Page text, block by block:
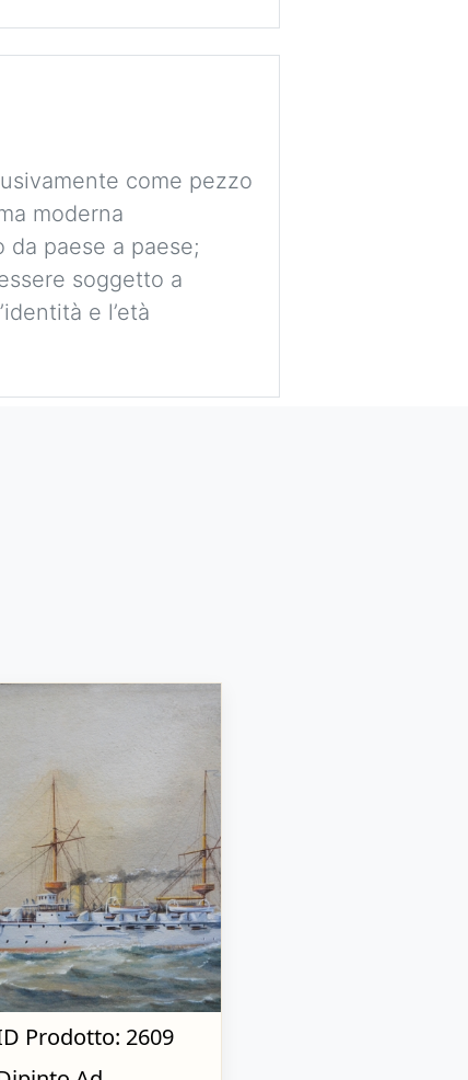
come pezzo
moderna
paese a paese;
soggetto a
e l’età
Prodotto: 2609